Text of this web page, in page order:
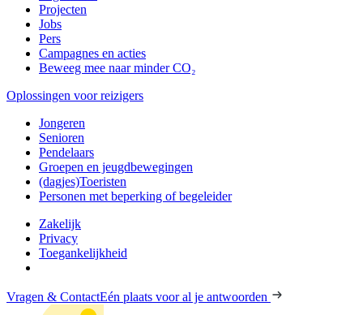
Projecten
Jobs
Pers
Campagnes en acties
Beweeg mee naar minder CO₂
Oplossingen voor reizigers
Jongeren
Senioren
Pendelaars
Groepen en jeugdbewegingen
(dagjes)Toeristen
Personen met beperking of begeleider
Zakelijk
Privacy
Toegankelijkheid
Vragen & ContactEén plaats voor al je antwoorden